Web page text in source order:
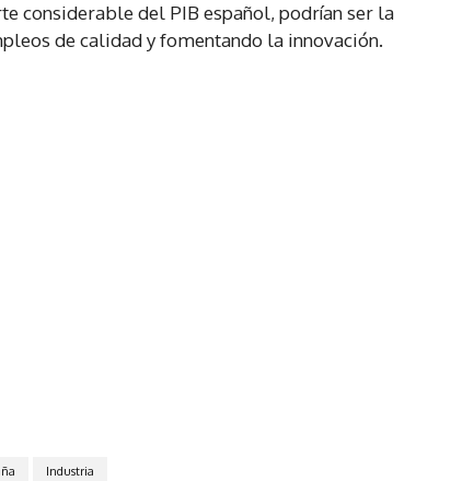
considerable del PIB español, podrían ser la
de calidad y fomentando la innovación.
Industria